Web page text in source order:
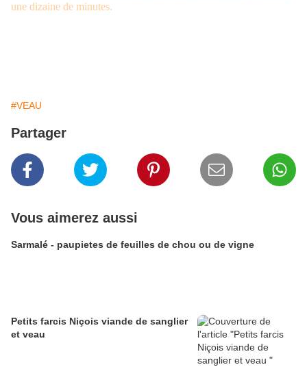
une dizaine de minutes.
#VEAU
Partager
Vous aimerez aussi
Sarmalé - paupietes de feuilles de chou ou de vigne
Petits farcis Niçois viande de sanglier
et veau